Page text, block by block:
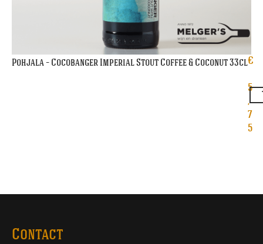
Pohjala – Cocobanger Imperial Stout Coffee & Coconut 33cl€
5
,
7
5
Contact